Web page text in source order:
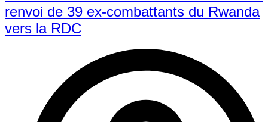
renvoi de 39 ex-combattants du Rwanda
vers la RDC